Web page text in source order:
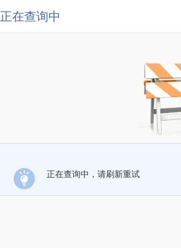
正在查询中
正在查询中，请刷新重试